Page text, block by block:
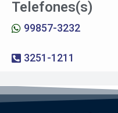
Telefones(s)
99857-3232
3251-1211